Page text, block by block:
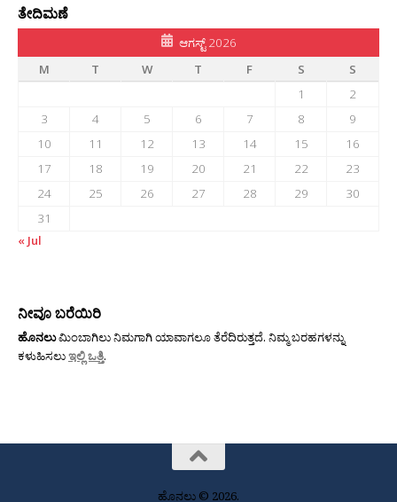
ತೇದಿಮಣೆ
ಆಗಸ್ಟ್ 2026
M
T W T F S
S
1
2
3
4 5 6 7 8
9
10
11 12 13 14 15
16
17
18 19 20 21 22
23
24
25 26 27 28 29
30
31
« Jul
ನೀವೂ ಬರೆಯಿರಿ
ಹೊನಲುಮಿಂಬಾಗಿಲು ನಿಮಗಾಗಿ ಯಾವಾಗಲೂ ತೆರೆದಿರುತ್ತದೆ. ನಿಮ್ಮ ಬರಹಗಳನ್ನು
ಕಳುಹಿಸಲುಇಲ್ಲಿ ಒತ್ತಿ.
ಹೊನಲು © 2026.